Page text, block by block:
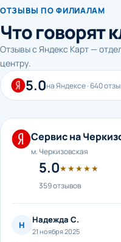
ОТЗЫВЫ ПО ФИЛИАЛАМ
Что говорят
Отзывы с Яндекс Карт —
центру.
5.0на Яндексе · 640
Сервис на
м. Черкизовская
5.0★★★★★
359 отзывов
Н Надежда С.
21 ноября 2025